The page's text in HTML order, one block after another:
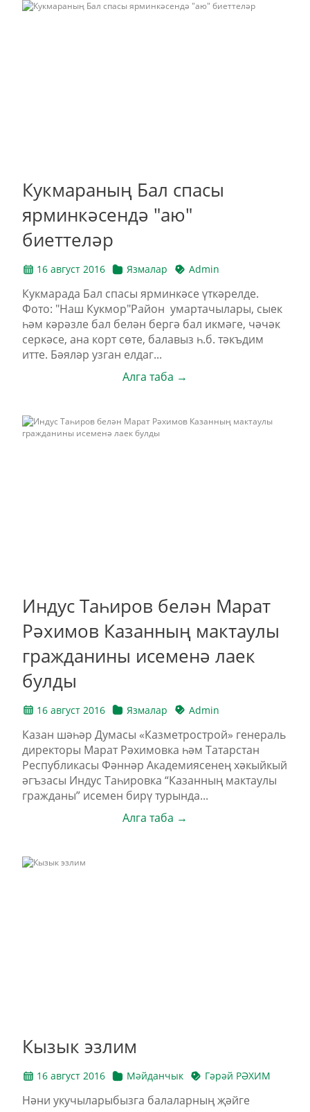
Кукмараның Бал спасы
ярминкәсендә "аю"
биеттеләр
16 август 2016 Язмалар Admin
Кукмарада Бал спасы ярминкәсе үткәрелде.
Фото: "Наш Кукмор"Район умартачылары, сыек
һәм кәрәзле бал белән бергә бал икмәге, чәчәк
серкәсе, ана корт сөте, балавыз һ.б. тәкъдим
итте. Бәяләр узган елдаг...
Алга таба →
Индус Таһиров белән Марат
Рәхимов Казанның мактаулы
гражданины исеменә лаек
булды
16 август 2016 Язмалар Admin
Казан шәһәр Думасы «Казметрострой» генераль
директоры Марат Рәхимовка һәм Татарстан
Республикасы Фәннәр Академиясенең хәкыйкый
әгъзасы Индус Таһировка “Казанның мактаулы
гражданы” исемен бирү турында...
Алга таба →
Кызык эзлим
16 август 2016 Мәйданчык Гәрәй РӘХИМ
Нәни укучыларыбызга балаларның җәйге